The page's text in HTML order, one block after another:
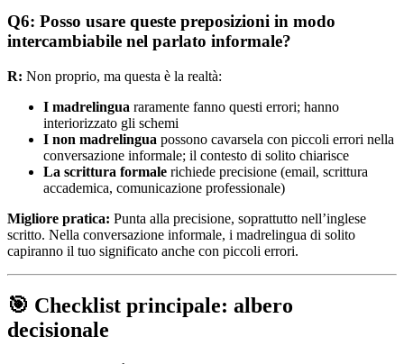
Q6: Posso usare queste preposizioni in modo
intercambiabile nel parlato informale?
R: Non proprio, ma questa è la realtà:
I madrelingua raramente fanno questi errori; hanno
interiorizzato gli schemi
I non madrelingua possono cavarsela con piccoli errori nella
conversazione informale; il contesto di solito chiarisce
La scrittura formale richiede precisione (email, scrittura
accademica, comunicazione professionale)
Migliore pratica: Punta alla precisione, soprattutto nell’inglese
scritto. Nella conversazione informale, i madrelingua di solito
capiranno il tuo significato anche con piccoli errori.
🎯 Checklist principale: albero
decisionale